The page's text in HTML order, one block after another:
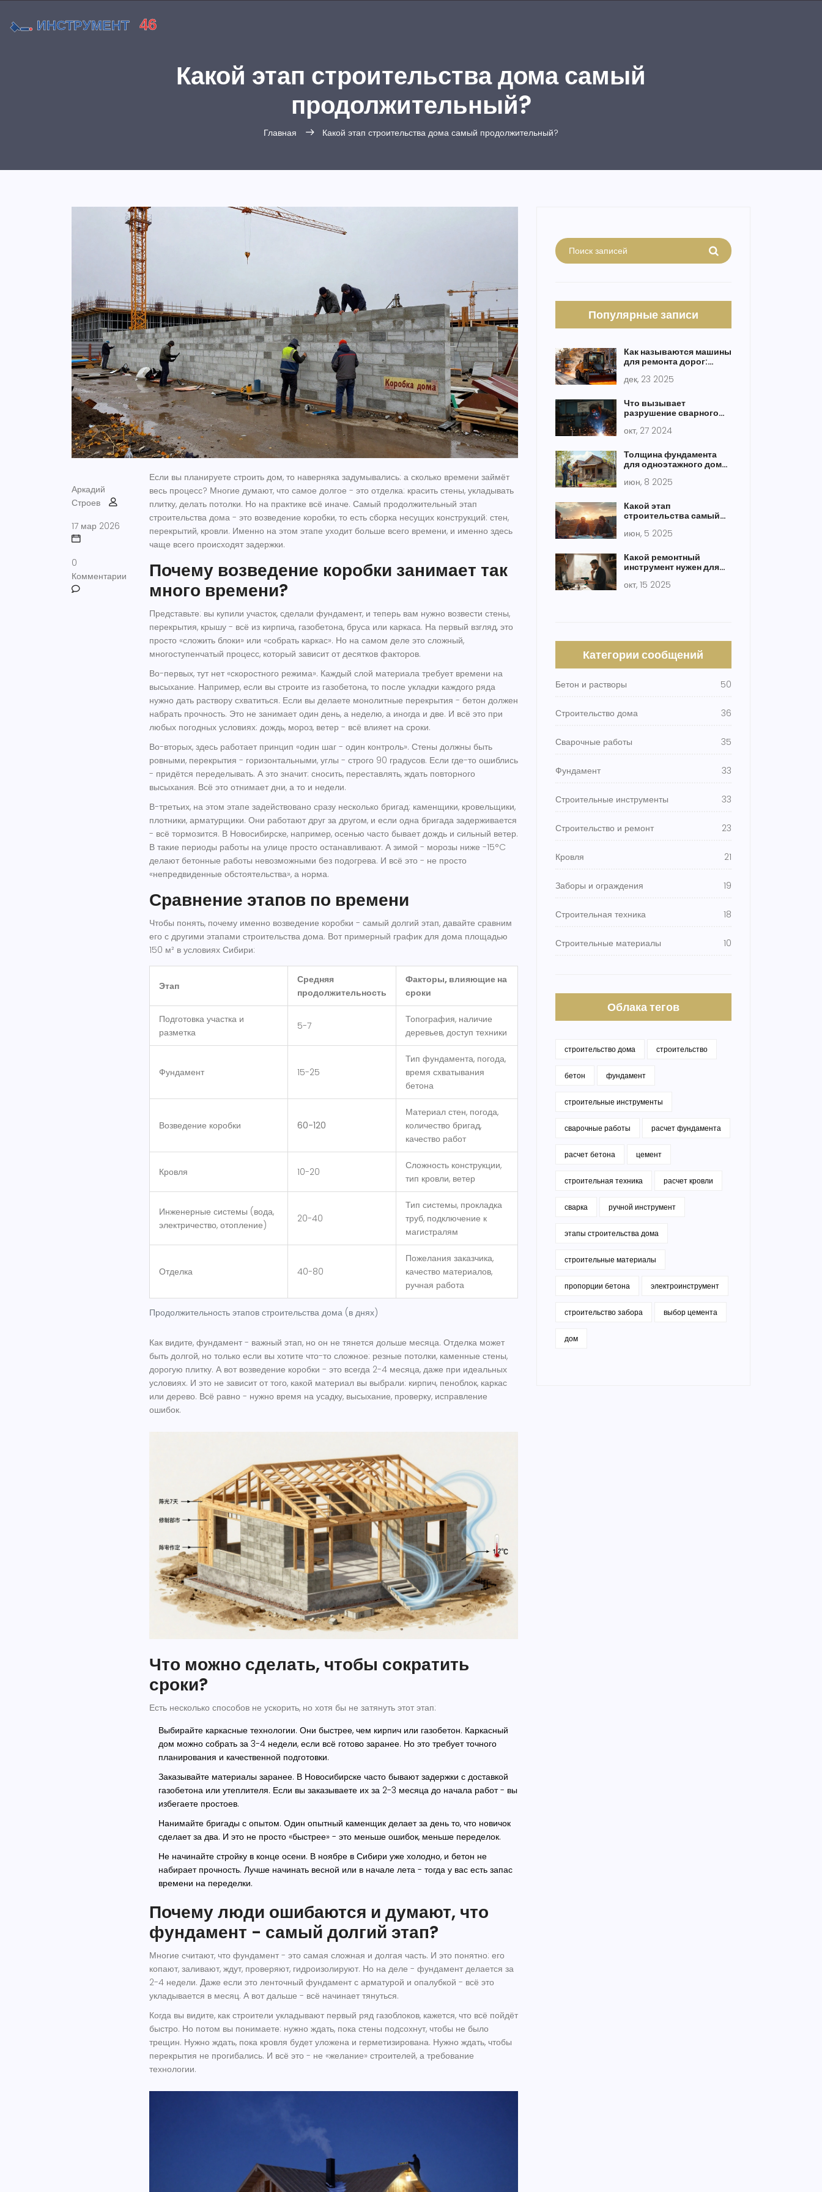
Какой этап строительства дома самый
продолжительный?
Главная Какой этап строительства дома самый продолжительный?
Аркадий
Строев
17 мар 2026
0
Комментарии
Если вы планируете строить дом, то наверняка задумывались: а сколько времени займёт
весь процесс? Многие думают, что самое долгое - это отделка: красить стены, укладывать
плитку, делать потолки. Но на практике всё иначе. Самый продолжительный этап
строительства дома - это возведение коробки, то есть сборка несущих конструкций: стен,
перекрытий, кровли. Именно на этом этапе уходит больше всего времени, и именно здесь
чаще всего происходят задержки.
Почему возведение коробки занимает так
много времени?
Представьте: вы купили участок, сделали фундамент, и теперь вам нужно возвести стены,
перекрытия, крышу - всё из кирпича, газобетона, бруса или каркаса. На первый взгляд, это
просто «сложить блоки» или «собрать каркас». Но на самом деле это сложный,
многоступенчатый процесс, который зависит от десятков факторов.
Во-первых, тут нет «скоростного режима». Каждый слой материала требует времени на
высыхание. Например, если вы строите из газобетона, то после укладки каждого ряда
нужно дать раствору схватиться. Если вы делаете монолитные перекрытия - бетон должен
набрать прочность. Это не занимает один день, а неделю, а иногда и две. И всё это при
любых погодных условиях: дождь, мороз, ветер - всё влияет на сроки.
Во-вторых, здесь работает принцип «один шаг - один контроль». Стены должны быть
ровными, перекрытия - горизонтальными, углы - строго 90 градусов. Если где-то ошиблись
- придётся переделывать. А это значит: сносить, переставлять, ждать повторного
высыхания. Всё это отнимает дни, а то и недели.
В-третьих, на этом этапе задействовано сразу несколько бригад: каменщики, кровельщики,
плотники, арматурщики. Они работают друг за другом, и если одна бригада задерживается
- всё тормозится. В Новосибирске, например, осенью часто бывает дождь и сильный ветер.
В такие периоды работы на улице просто останавливают. А зимой - морозы ниже -15°C
делают бетонные работы невозможными без подогрева. И всё это - не просто
«непредвиденные обстоятельства», а норма.
Сравнение этапов по времени
Чтобы понять, почему именно возведение коробки - самый долгий этап, давайте сравним
его с другими этапами строительства дома. Вот примерный график для дома площадью
150 м² в условиях Сибири:
Продолжительность этапов строительства дома (в днях)
Этап
Средняя
продолжительность
Факторы, влияющие на
сроки
Подготовка участка и
разметка
5-7
Топография, наличие
деревьев, доступ техники
Фундамент 15-25
Тип фундамента, погода,
время схватывания
бетона
Возведение коробки 60-120
Материал стен, погода,
количество бригад,
качество работ
Кровля 10-20
Сложность конструкции,
тип кровли, ветер
Инженерные системы (вода,
электричество, отопление)
20-40
Тип системы, прокладка
труб, подключение к
магистралям
Отделка 40-80
Пожелания заказчика,
качество материалов,
ручная работа
Как видите, фундамент - важный этап, но он не тянется дольше месяца. Отделка может
быть долгой, но только если вы хотите что-то сложное: резные потолки, каменные стены,
дорогую плитку. А вот возведение коробки - это всегда 2-4 месяца, даже при идеальных
условиях. И это не зависит от того, какой материал вы выбрали: кирпич, пеноблок, каркас
или дерево. Всё равно - нужно время на усадку, высыхание, проверку, исправление
ошибок.
Что можно сделать, чтобы сократить
сроки?
Есть несколько способов не ускорить, но хотя бы не затянуть этот этап:
Выбирайте каркасные технологии. Они быстрее, чем кирпич или газобетон. Каркасный
дом можно собрать за 3-4 недели, если всё готово заранее. Но это требует точного
планирования и качественной подготовки.
Заказывайте материалы заранее. В Новосибирске часто бывают задержки с доставкой
газобетона или утеплителя. Если вы заказываете их за 2-3 месяца до начала работ - вы
избегаете простоев.
Нанимайте бригады с опытом. Один опытный каменщик делает за день то, что новичок
сделает за два. И это не просто «быстрее» - это меньше ошибок, меньше переделок.
Не начинайте стройку в конце осени. В ноябре в Сибири уже холодно, и бетон не
набирает прочность. Лучше начинать весной или в начале лета - тогда у вас есть запас
времени на переделки.
Почему люди ошибаются и думают, что
фундамент - самый долгий этап?
Многие считают, что фундамент - это самая сложная и долгая часть. И это понятно: его
копают, заливают, ждут, проверяют, гидроизолируют. Но на деле - фундамент делается за
2-4 недели. Даже если это ленточный фундамент с арматурой и опалубкой - всё это
укладывается в месяц. А вот дальше - всё начинает тянуться.
Когда вы видите, как строители укладывают первый ряд газоблоков, кажется, что всё пойдёт
быстро. Но потом вы понимаете: нужно ждать, пока стены подсохнут, чтобы не было
трещин. Нужно ждать, пока кровля будет уложена и герметизирована. Нужно ждать, чтобы
перекрытия не прогибались. И всё это - не «желание» строителей, а требование
технологии.
Популярные записи
Как называются машины
для ремонта дорог:
и их задачи
дек, 23 2025
Что вызывает
разрушение сварного
и решения
окт, 27 2024
Толщина фундамента
для одноэтажного дома:
расчётах
июн, 8 2025
Какой этап
строительства самый
взгляд изнутри
июн, 5 2025
Какой ремонтный
инструмент нужен для
практический гид
окт, 15 2025
Категории сообщений
Бетон и растворы 50
Строительство дома 36
Сварочные работы 35
Фундамент 33
Строительные инструменты 33
Строительство и ремонт 23
Кровля 21
Заборы и ограждения 19
Строительная техника 18
Строительные материалы 10
Облака тегов
строительство дома строительство
бетон фундамент
строительные инструменты
сварочные работы расчет фундамента
расчет бетона цемент
строительная техника расчет кровли
сварка ручной инструмент
этапы строительства дома
строительные материалы
пропорции бетона электроинструмент
строительство забора выбор цемента
дом